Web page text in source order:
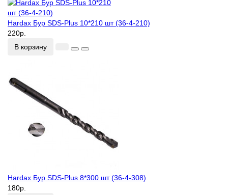
Hardax Бур SDS-Plus 10*210 шт (36-4-210)
220р.
В корзину
Hardax Бур SDS-Plus 8*300 шт (36-4-308)
180р.